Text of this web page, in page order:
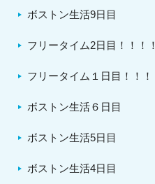
ボストン生活9日目
フリータイム2日目！！！！
フリータイム１日目！！！
ボストン生活６日目
ボストン生活5日目
ボストン生活4日目